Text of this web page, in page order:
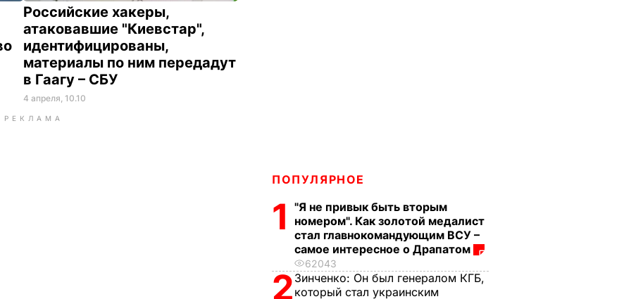
Российские хакеры,
атаковавшие "Киевстар",
идентифицированы,
материалы по ним передадут
в Гаагу – СБУ
4 апреля, 10.10
РЕКЛАМА
ПОПУЛЯРНОЕ
1
"Я не привык быть вторым
номером". Как золотой медалист
стал главнокомандующим ВСУ –
самое интересное о Драпатом
62043
2 Зинченко: Он был генералом КГБ,
который стал украинским